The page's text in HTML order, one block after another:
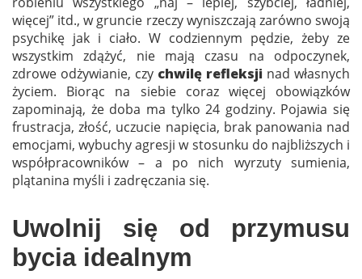
więcej” itd., w gruncie rzeczy wyniszczają zarówno swoją
psychikę jak i ciało. W codziennym pędzie, żeby ze
wszystkim zdążyć, nie mają czasu na odpoczynek,
zdrowe odżywianie, czy chwilę refleksji nad własnych
życiem. Biorąc na siebie coraz więcej obowiązków
zapominają, że doba ma tylko 24 godziny. Pojawia się
frustracja, złość, uczucie napięcia, brak panowania nad
emocjami, wybuchy agresji w stosunku do najbliższych i
współpracowników – a po nich wyrzuty sumienia,
plątanina myśli i zadręczania się.
Uwolnij się od przymusu
bycia idealnym